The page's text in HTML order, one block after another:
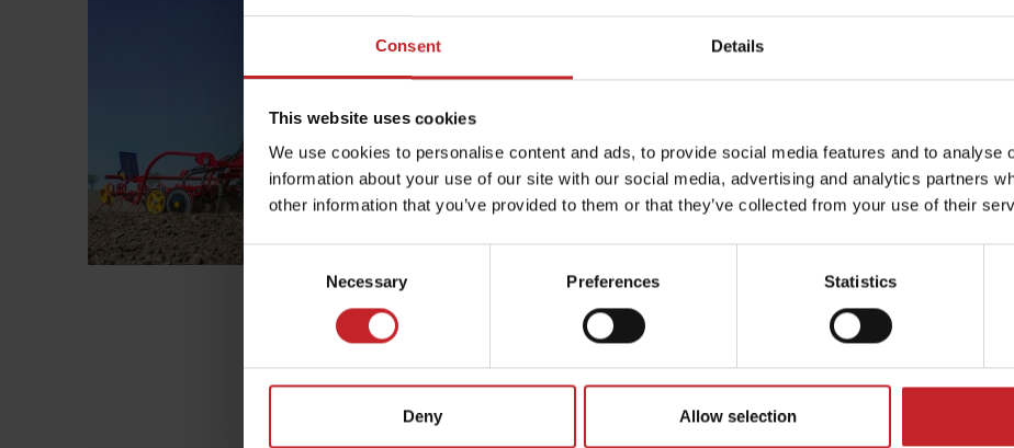
Consent Details
This website uses cookies
We use cookies to personalise content and ads, to provide social media features and to analyse
information about your use of our site with our social media, advertising and analytics partners
other information that you’ve provided to them or that they’ve collected from your use of their
Necessary Preferences Statistics
Deny Allow selection
petit semoir tout en ayant
grande précision des
de qualité, de grande
Spirit R 300S
Découvrir les machines du concept